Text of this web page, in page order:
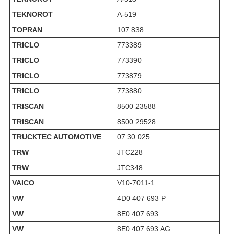
TEKNOROT
A-519
TOPRAN
107 838
TRICLO
773389
TRICLO
773390
TRICLO
773879
TRICLO
773880
TRISCAN
8500 23588
TRISCAN
8500 29528
TRUCKTEC AUTOMOTIVE
07.30.025
TRW
JTC228
TRW
JTC348
VAICO
V10-7011-1
VW
4D0 407 693 P
VW
8E0 407 693
VW
8E0 407 693 AG